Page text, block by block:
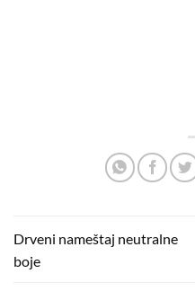
Drveni nameštaj neutralne
boje